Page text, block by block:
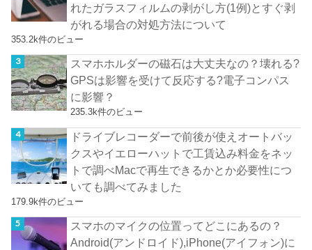
れたガラスフィルムの剥がし方(1例)とすぐ剥
がれる場合の対処方法について
353.2k件のビュー
スマホホルダーの磁石は大丈夫なの？壊れる?
GPSは影響を受けて反応する?電子コンパス
に影響？
235.3k件のビュー
ドライブレコーダーで前後が使えオートバッ
クスやイエローハットで工賃込み料金をネッ
トで調べMacで再生できるかとか必要性につ
いても調べてみました
179.9k件のビュー
スマホのマイクの位置ってどこにあるの？
Android(アンドロイド),iPhone(アイフォン)に